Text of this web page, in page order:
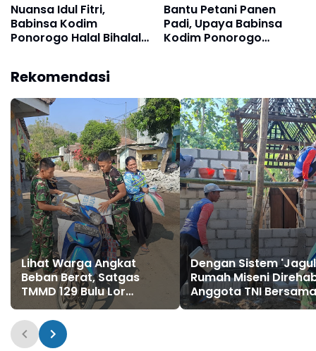
Nuansa Idul Fitri,
Babinsa Kodim
Ponorogo Halal Bihalal
Sembako
Bantu Petani Panen
Padi, Upaya Babinsa
Kodim Ponorogo
Rekomendasi
Lihat Warga Angkat
Beban Berat, Satgas
TMMD 129 Bulu Lor
Cekatan Ulurkan Bantuan
Dengan Sistem
Rumah Miseni
Anggota TNI Bersama
Warga